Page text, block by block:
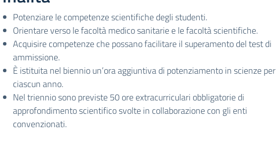
Potenziare le competenze scientifiche degli studenti.
Orientare verso le facoltà medico sanitarie e le facoltà scientifiche.
Acquisire competenze che possano facilitare il superamento del test di
ammissione.
È istituita nel biennio un’ora aggiuntiva di potenziamento in scienze per
ciascun anno.
Nel triennio sono previste 50 ore extracurriculari obbligatorie di
approfondimento scientifico svolte in collaborazione con gli enti
convenzionati.